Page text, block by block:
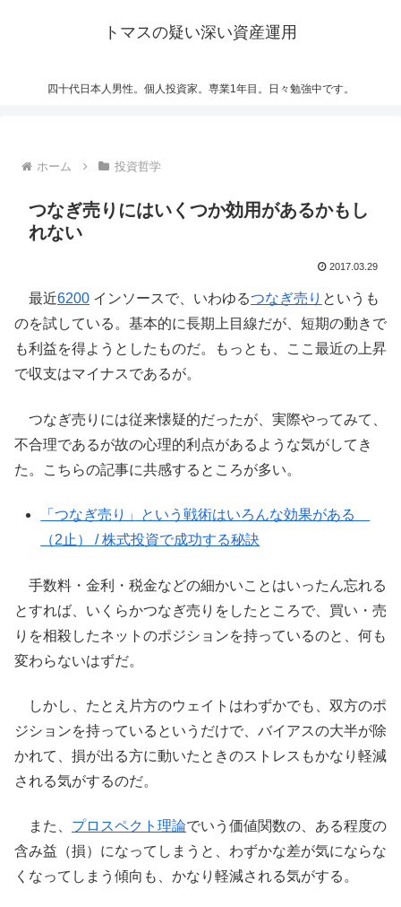
トマスの疑い深い資産運用
四十代日本人男性。個人投資家。専業1年目。日々勉強中です。
ホーム 投資哲学
つなぎ売りにはいくつか効用があるかもし
れない
2017.03.29
最近6200 インソースで、いわゆるつなぎ売り というも
のを試している。基本的に長期上目線だが、短期の動きで
も利益を得ようとしたものだ。もっとも、ここ最近の上昇
で収支はマイナスであるが。
つなぎ売りには従来懐疑的だったが、実際やってみて、
不合理であるが故の心理的利点があるような気がしてき
た。こちらの記事に共感するところが多い。
「つなぎ売り」という戦術はいろんな効果がある
（2止） / 株式投資で成功する秘訣
手数料・金利・税金などの細かいことはいったん忘れる
とすれば、いくらかつなぎ売りをしたところで、買い・売
りを相殺したネットのポジションを持っているのと、何も
変わらないはずだ。
しかし、たとえ片方のウェイトはわずかでも、双方のポ
ジションを持っているというだけで、バイアスの大半が除
かれて、損が出る方に動いたときのストレスもかなり軽減
される気がするのだ。
また、 プロスペクト理論でいう価値関数の、ある程度の
含み益（損）になってしまうと、わずかな差が気にならな
くなってしまう傾向も、かなり軽減される気がする。